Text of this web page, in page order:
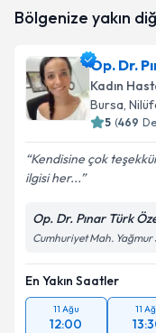
oluşturun. Size
E-posta
Kişisel
Bölgenize yakın
Op. Dr.
Kadın
Bursa,
5 (469
Kendisine çok
ilgisi her...
Op. Dr. Pınar Türk
Cumhuriyet Mah. Yağmur
En Yakın Saatler
11 Ağu
12:00
11